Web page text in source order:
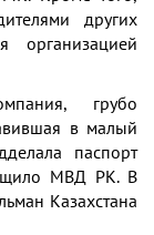
других
организацией
грубо
в малый
паспорт
МВД РК. В
Казахстана